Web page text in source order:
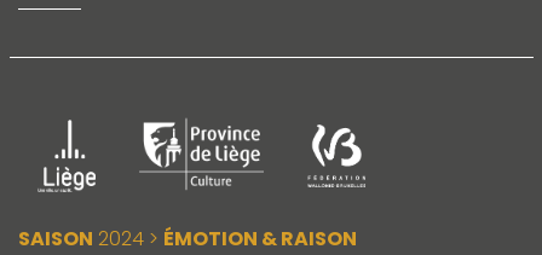
SAISON 2024 > ÉMOTION & RAISON